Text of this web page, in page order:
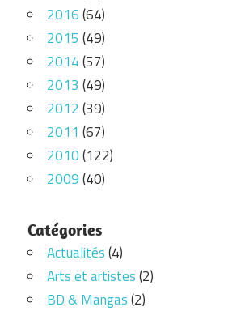
2016(64)
2015 (49)
2014(57)
2013 (49)
2012 (39)
2011 (67)
2010(122)
2009(40)
Catégories
Actualités(4)
Arts et artistes(2)
BD & Mangas(2)